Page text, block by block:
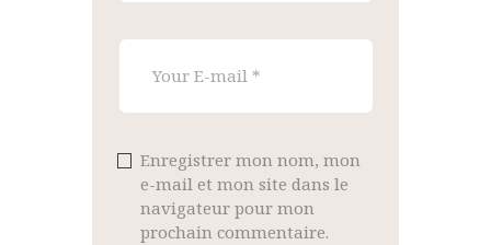
Enregistrer mon nom, mon
e-mail et mon site dans le
navigateur pour mon
prochain commentaire.